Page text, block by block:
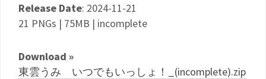
Release Date: 2024-11-21
21 PNGs | 75MB | incomplete
Download »
東雲うみ いつでもいっしょ！_(incomplete).zip